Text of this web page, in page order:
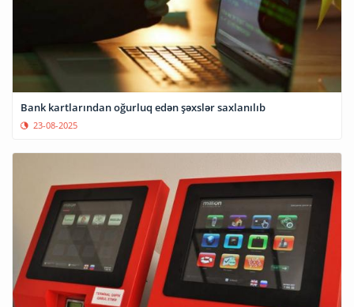
Bank kartlarından oğurluq edən şəxslər saxlanılıb
23-08-2025